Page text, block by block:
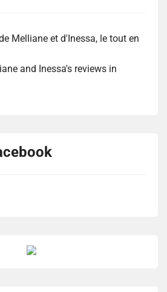
Melliane et d'Inessa, le tout en
and Inessa's reviews in